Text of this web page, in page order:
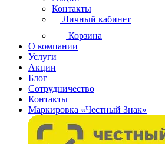
Контакты
Личный кабинет
Корзина
О компании
Услуги
Акции
Блог
Сотрудничество
Контакты
Маркировка «Честный Знак»